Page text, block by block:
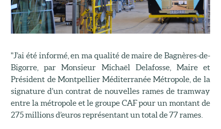
"J’ai été informé, en ma qualité de maire de Bagnères-de-
Bigorre, par Monsieur Michaël Delafosse, Maire et
Président de Montpellier Méditerranée Métropole, de la
signature d’un contrat de nouvelles rames de tramway
entre la métropole et le groupe CAF pour un montant de
275 millions d’euros représentant un total de 77 rames.